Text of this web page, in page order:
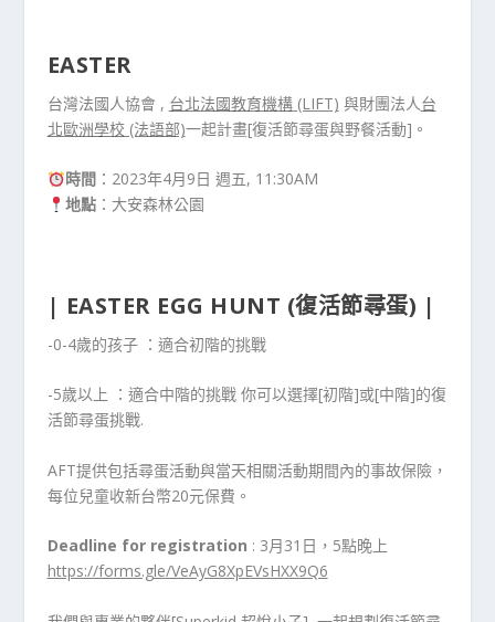
EASTER
台灣法國人協會 , 台北法國教育機構 (LIFT) 與財團法人台
北歐洲學校 (法語部)一起計畫[復活節尋蛋與野餐活動]。
時間 ：2023年4月9日 週五, 11:30AM
地點：大安森林公園
| EASTER EGG HUNT (復活節尋蛋) |
-0-4歲的孩子 ：適合初階的挑戰
-5歲以上 ：適合中階的挑戰 你可以選擇[初階]或[中階]的復
活節尋蛋挑戰.
AFT提供包括尋蛋活動與當天相關活動期間內的事故保險，
每位兒童收新台幣20元保費。
Deadline for registration : 3月31日，5點晚上
https://forms.gle/VeAyG8XpEVsHXX9Q6